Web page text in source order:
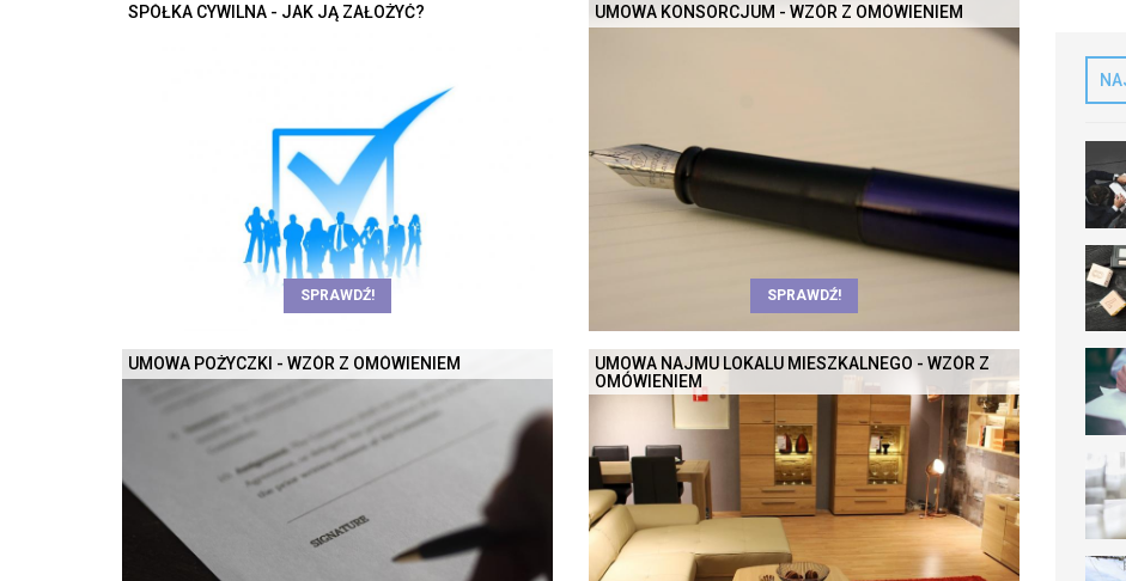
SPÓŁKA CYWILNA - JAK JĄ ZAŁOŻYĆ?
SPRAWDŹ!
UMOWA KONSORCJUM - WZÓR Z OMÓWIENIEM
SPRAWDŹ!
UMOWA POŻYCZKI - WZÓR Z OMÓWIENIEM
UMOWA NAJMU LOKALU MIESZKALNEGO - WZÓR Z
OMÓWIENIEM